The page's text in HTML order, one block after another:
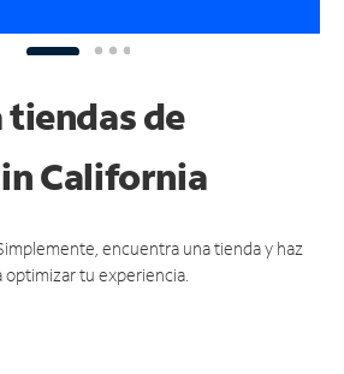
tiendas de
in California
encuentra una tienda y haz
tu experiencia.